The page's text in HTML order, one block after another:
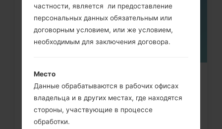
Как удалить все данные с
телефона через меню на LG...
частности, является ли предоставление
персональных данных обязательным или
договорным условием, или же условием,
необходимым для заключения договора.
Место
Данные обрабатываются в рабочих офисах
владельца и в других местах, где находятся
стороны, участвующие в процессе
обработки.